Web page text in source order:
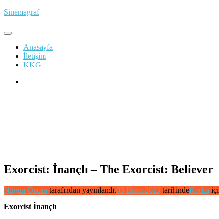
İçeriğe
Sinemagraf
Anasayfa
İletişim
KKG
Exorcist: İnançlı – The Exorcist: Believer
Nilgün Özcan tarafından yayınlandı.05 Ekim 2023 tarihindeKorku
Exorcist İnançlı